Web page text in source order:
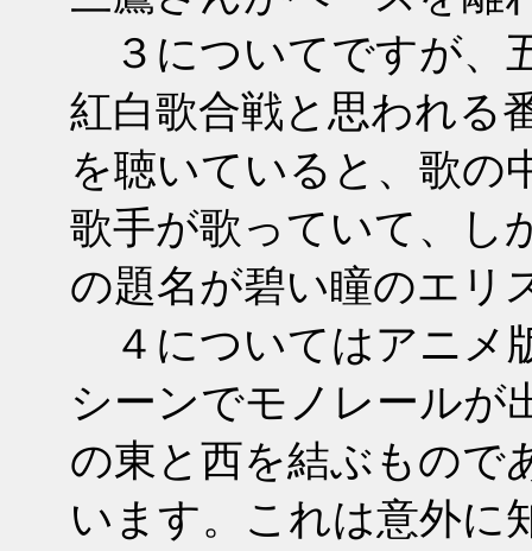
３についてですが、
紅白歌合戦と思われる
を聴いていると、歌の
歌手が歌っていて、し
の題名が碧い瞳のエリ
４についてはアニメ
シーンでモノレールが
の東と西を結ぶもので
います。これは意外に